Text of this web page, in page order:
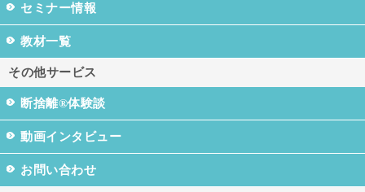
セミナー情報
教材一覧
その他サービス
断捨離®体験談
動画インタビュー
お問い合わせ